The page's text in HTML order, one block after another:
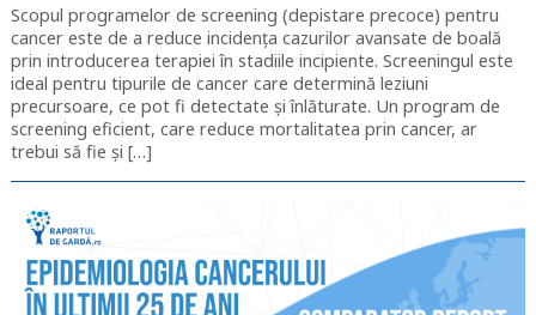
Scopul programelor de screening (depistare precoce) pentru
cancer este de a reduce incidența cazurilor avansate de boală
prin introducerea terapiei în stadiile incipiente. Screeningul este
ideal pentru tipurile de cancer care determină leziuni
precursoare, ce pot fi detectate și înlăturate. Un program de
screening eficient, care reduce mortalitatea prin cancer, ar
trebui să fie și […]